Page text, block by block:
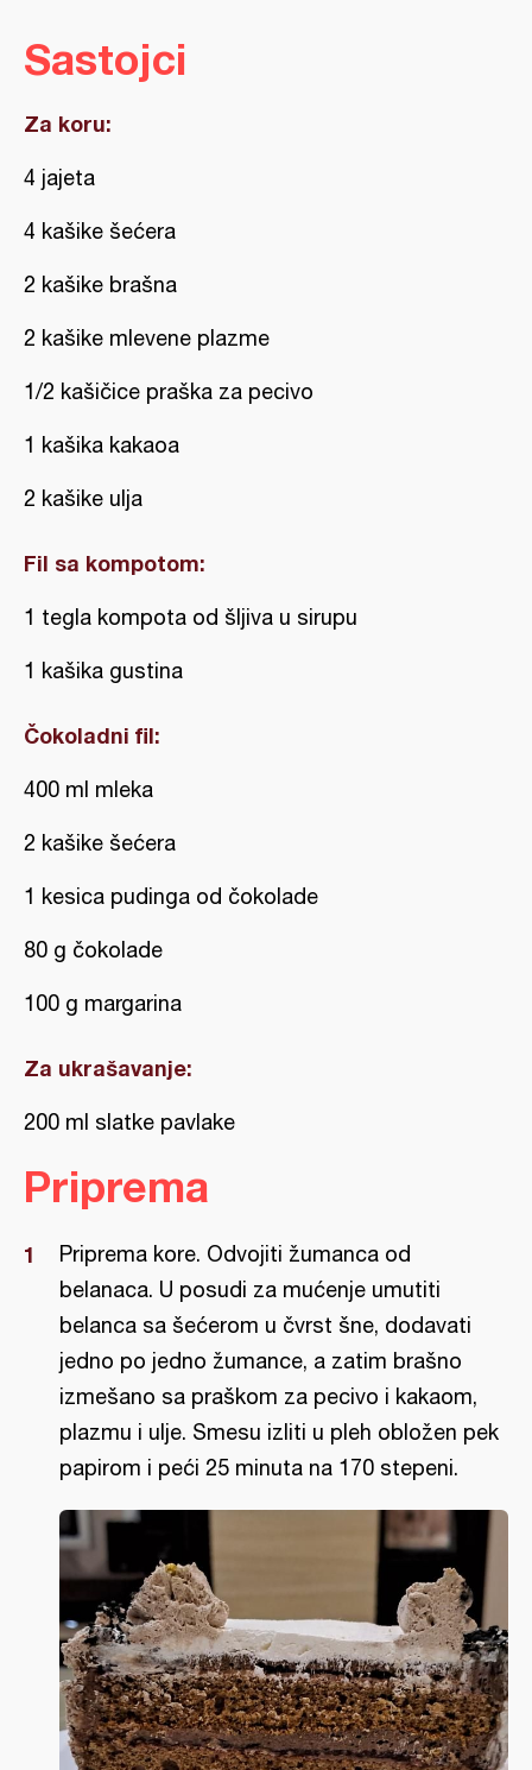
Sastojci
Za koru:
4 jajeta
4 kašike šećera
2 kašike brašna
2 kašike mlevene plazme
1/2 kašičice praška za pecivo
1 kašika kakaoa
2 kašike ulja
Fil sa kompotom:
1 tegla kompota od šljiva u sirupu
1 kašika gustina
Čokoladni fil:
400 ml mleka
2 kašike šećera
1 kesica pudinga od čokolade
80 g čokolade
100 g margarina
Za ukrašavanje:
200 ml slatke pavlake
Priprema
Priprema kore. Odvojiti žumanca od
belanaca. U posudi za mućenje umutiti
belanca sa šećerom u čvrst šne, dodavati
jedno po jedno žumance, a zatim brašno
izmešano sa praškom za pecivo i kakaom,
plazmu i ulje. Smesu izliti u pleh obložen pek
papirom i peći 25 minuta na 170 stepeni.